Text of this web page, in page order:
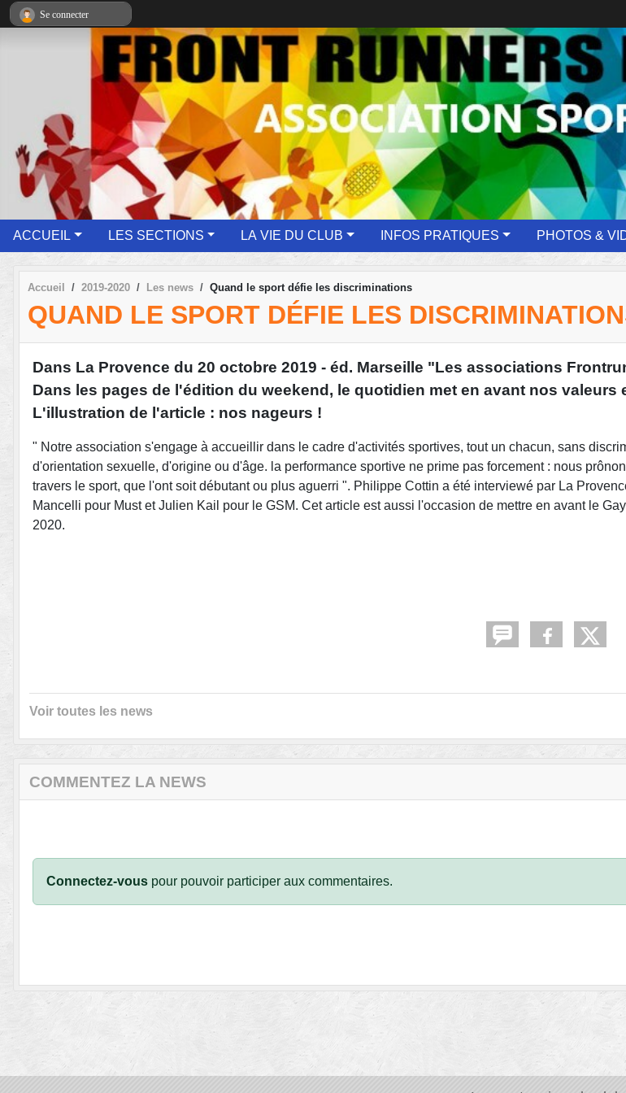
ACCUEIL LES SECTIONS LA VIE DU CLUB INFOS PRATIQUES PHOTOS &
Accueil 2019-2020 Les news Quand le sport défie les discriminations
QUAND LE SPORT DÉFIE LES
Dans La Provence du 20 octobre 2019 - éd. Marseille "Les associations
Dans les pages de l'édition du weekend, le quotidien met en avant nos
L'illustration de l'article : nos nageurs !
" Notre association s'engage à accueillir dans le cadre d'activités sportives, tout un chacun, sans
d'orientation sexuelle, d'origine ou d'âge. la performance sportive ne prime pas forcement : nous
travers le sport, que l'ont soit débutant ou plus aguerri ". Philippe Cottin a été interviewé par La
Mancelli pour Must et Julien Kail pour le GSM. Cet article est aussi l'occasion de mettre en avant le
2020.
Voir toutes les news
COMMENTEZ LA NEWS
Connectez-vous pour pouvoir participer aux commentaires.
Se connecter
Panneau de gestion des cookies